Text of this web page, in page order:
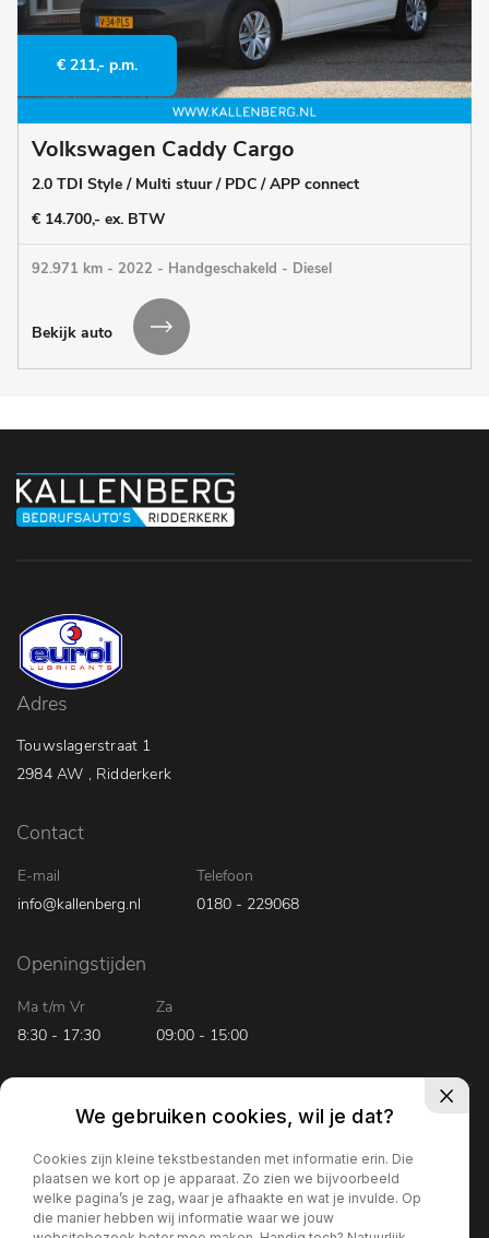
€ 211,- p.m.
Volkswagen Caddy Cargo
2.0 TDI Style / Multi stuur / PDC / APP connect
€ 14.700,- ex. BTW
92.971 km - 2022 - Handgeschakeld - Diesel
Bekijk auto
Adres
Touwslagerstraat 1
2984 AW , Ridderkerk
Contact
E-mail
info@kallenberg.nl
Telefoon
0180 - 229068
Openingstijden
Ma t/m Vr
8:30 - 17:30
Za
09:00 - 15:00
© 2026 Kallenberg Bedrijfsauto’s Ridderkerk
We gebruiken cookies, wil je dat?
Cookies zijn kleine tekstbestanden met informatie erin. Die
plaatsen we kort op je apparaat. Zo zien we bijvoorbeeld
welke pagina’s je zag, waar je afhaakte en wat je invulde. Op
die manier hebben wij informatie waar we jouw